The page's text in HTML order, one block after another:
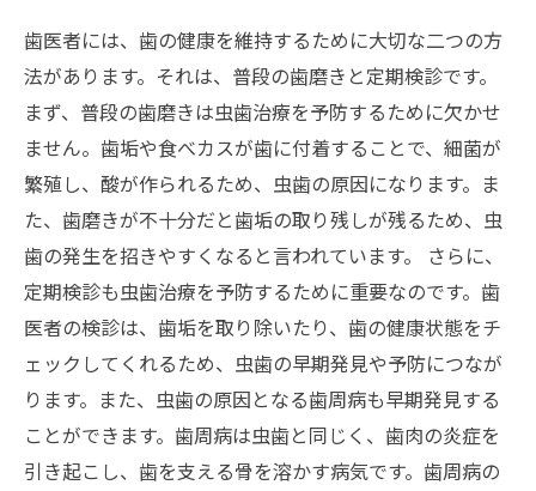
歯医者には、歯の健康を維持するために大切な二つの方
法があります。それは、普段の歯磨きと定期検診です。
まず、普段の歯磨きは虫歯治療を予防するために欠かせ
ません。歯垢や食べカスが歯に付着することで、細菌が
繁殖し、酸が作られるため、虫歯の原因になります。ま
た、歯磨きが不十分だと歯垢の取り残しが残るため、虫
歯の発生を招きやすくなると言われています。 さらに、
定期検診も虫歯治療を予防するために重要なのです。歯
医者の検診は、歯垢を取り除いたり、歯の健康状態をチ
ェックしてくれるため、虫歯の早期発見や予防につなが
ります。また、虫歯の原因となる歯周病も早期発見する
ことができます。歯周病は虫歯と同じく、歯肉の炎症を
引き起こし、歯を支える骨を溶かす病気です。歯周病の